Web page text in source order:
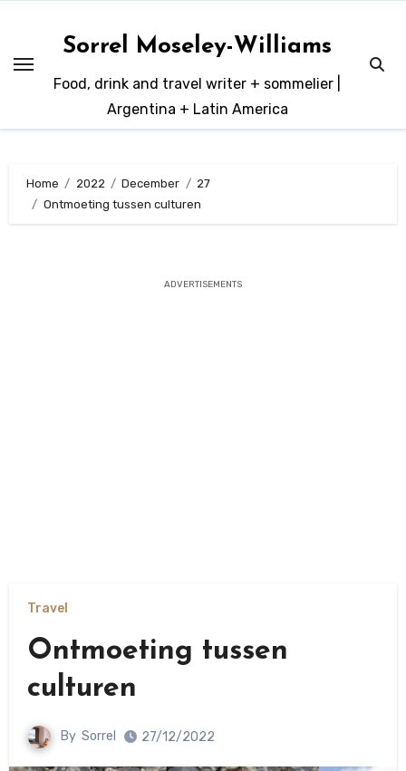
content
Sorrel Moseley-Williams
Food, drink and travel writer + sommelier |
Argentina + Latin America
Home 2022 December
27
Ontmoeting tussen culturen
ADVERTISEMENTS
Travel
Ontmoeting tussen
culturen
By Sorrel 27/12/2022